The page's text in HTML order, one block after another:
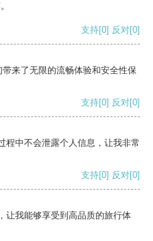
支持[0] 反对[0]
来了无限的流畅体验和安全性保
支持[0] 反对[0]
程中不会泄露个人信息，让我非常
支持[0] 反对[0]
让我能够享受到高品质的旅行体